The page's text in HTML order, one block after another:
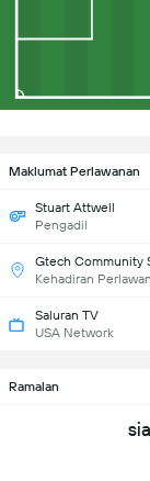
Maklumat Perlawanan
Stuart Attwell
Pengadil
Gtech Community
Kehadiran
Saluran TV
USA Network
Ramalan